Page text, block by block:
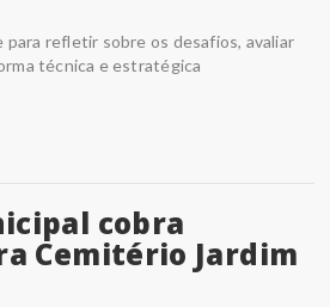
refletir sobre os desafios, avaliar
técnica e estratégica
cobra
Cemitério Jardim